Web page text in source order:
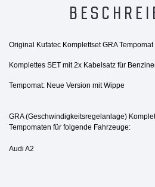
Original Kufatec Komplettset GRA Tempomat
Komplettes SET mit 2x Kabelsatz für
Tempomat: Neue Version mit Wippe
GRA (Geschwindigkeitsregelanlage)
Tempomaten für folgende Fahrzeuge:
Audi A2